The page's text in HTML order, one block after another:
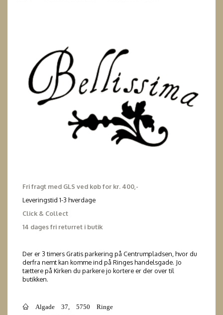
Fri fragt med GLS ved køb for kr. 400,-
Leveringstid 1-3 hverdage
Click & Collect
14 dages fri returret i butik
Der er 3 timers Gratis parkering på Centrumpladsen, hvor du
derfra nemt kan komme ind på Ringes handelsgade. Jo
tættere på Kirken du parkere jo kortere er der over til
butikken.
Algade 37, 5750 Ringe